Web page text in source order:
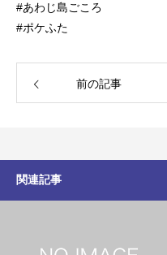
#あわじ島ごころ
#ポケふた
前の記事
関連記事